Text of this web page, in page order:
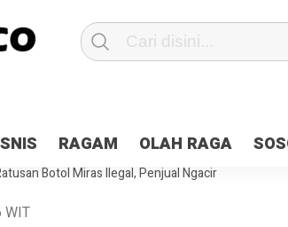
RAGAM OLAH RAGA
jam di Kota Jayapura
Pesan Sejuk Polri di
Hibah Pilkada Jayapura Cair 10 Persen,
Botol Miras Ilegal, Penjual Ngacir
WIT